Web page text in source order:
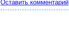
Оставить комментарий